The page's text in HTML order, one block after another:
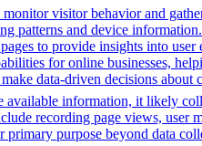
visitor behavior and
and device
to provide insights into
for online businesses,
data-driven decisions about
information, it likely
recording page views, user
purpose beyond data